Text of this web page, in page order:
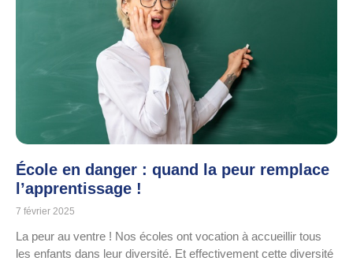
École en danger : quand la peur remplace
l’apprentissage !
7 février 2025
La peur au ventre ! Nos écoles ont vocation à accueillir tous
les enfants dans leur diversité. Et effectivement cette diversité